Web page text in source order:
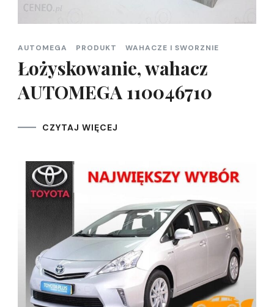
AUTOMEGA PRODUKT WAHACZE I SWORZNIE
Łożyskowanie, wahacz
AUTOMEGA 110046710
CZYTAJ WIĘCEJ